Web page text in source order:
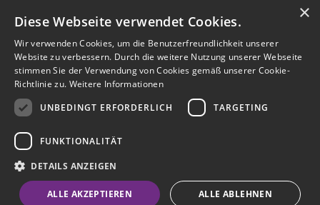
Barrierefreiheit
Barriere melden
c
e
m
K
n
Kontrastmodus aktivieren
Hilfe
eigenes Gedenkportal erstellen
Vertrag widerrufen
×
Diese Webseite verwendet Cookies.
Wir verwenden Cookies, um die Benutzerfreundlichkeit unserer
Website zu verbessern. Durch die weitere Nutzung unserer Webseite
stimmen Sie der Verwendung von Cookies gemäß unserer Cookie-
Richtlinie zu. Weitere Informationen
UNBEDINGT ERFORDERLICH
TARGETING
FUNKTIONALITÄT
DETAILS ANZEIGEN
ALLE AKZEPTIEREN ALLE ABLEHNEN